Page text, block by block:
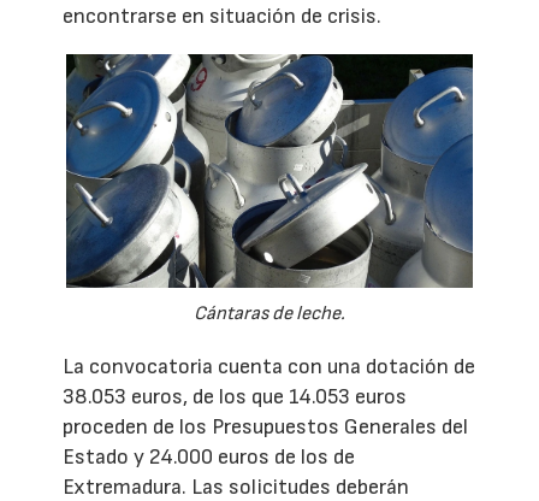
encontrarse en situación de crisis.
Cántaras de leche.
La convocatoria cuenta con una dotación de
38.053 euros, de los que 14.053 euros
proceden de los Presupuestos Generales del
Estado y 24.000 euros de los de
Extremadura. Las solicitudes deberán